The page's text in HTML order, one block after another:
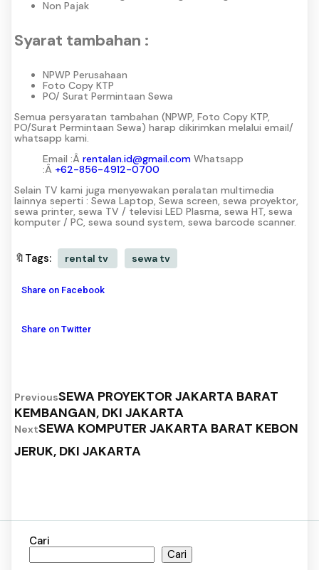
Non Pajak
Syarat tambahan :
NPWP Perusahaan
Foto Copy KTP
PO/ Surat Permintaan Sewa
Semua persyaratan tambahan (NPWP, Foto Copy KTP,
PO/Surat Permintaan Sewa) harap dikirimkan melalui email/
whatsapp kami.
Email :Â rentalan.id@gmail.com Whatsapp
:Â +62-856-4912-0700
Selain TV kami juga menyewakan peralatan multimedia
lainnya seperti : Sewa Laptop, Sewa screen, sewa proyektor,
sewa printer, sewa TV / televisi LED Plasma, sewa HT, sewa
komputer / PC, sewa sound system, sewa barcode scanner.
🔖Tags: rental tv sewa tv
Share on Facebook
Share on Twitter
PreviousSEWA PROYEKTOR JAKARTA BARAT
KEMBANGAN, DKI JAKARTA
NextSEWA KOMPUTER JAKARTA BARAT KEBON
JERUK, DKI JAKARTA
Cari
Cari